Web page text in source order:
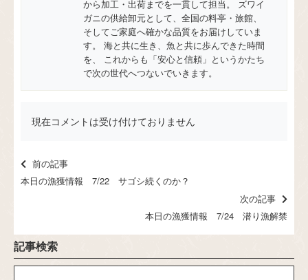
から加工・出荷までを一貫して担当。 ズワイ
ガニの供給卸元として、全国の料亭・旅館、
そしてご家庭へ確かな品質をお届けしていま
す。 海と共に生き、魚と共に歩んできた時間
を、 これからも「安心と信頼」というかたち
で次の世代へつないでいきます。
現在コメントは受け付けておりません
前の記事
本日の漁獲情報 7/22 サゴシ続くのか？
次の記事
本日の漁獲情報 7/24 潜り漁解禁
記事検索